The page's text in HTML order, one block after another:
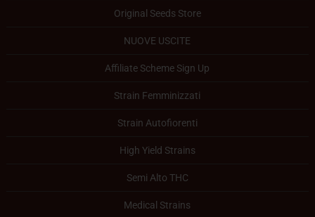
Original Seeds Store
NUOVE USCITE
Affiliate Scheme Sign Up
Strain Femminizzati
Strain Autofiorenti
High Yield Strains
Semi Alto THC
Medical Strains